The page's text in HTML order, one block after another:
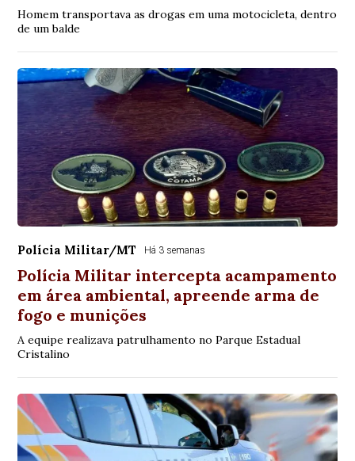
Homem transportava as drogas em uma motocicleta, dentro
de um balde
Polícia Militar/MT Há 3 semanas
Polícia Militar intercepta acampamento
em área ambiental, apreende arma de
fogo e munições
A equipe realizava patrulhamento no Parque Estadual
Cristalino